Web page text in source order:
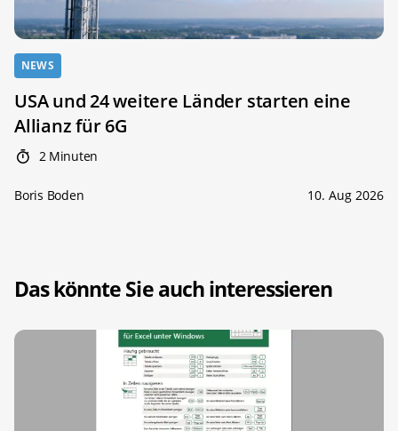
NEWS
USA und 24 weitere Länder starten eine
Allianz für 6G
2 Minuten
Boris Boden 10. Aug 2026
Das könnte Sie auch interessieren